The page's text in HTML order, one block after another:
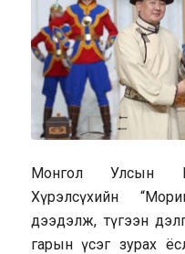
Монгол Улсын
Хүрэлсүхийн
дээдэлж, түгээн
гарын үсэг зурах